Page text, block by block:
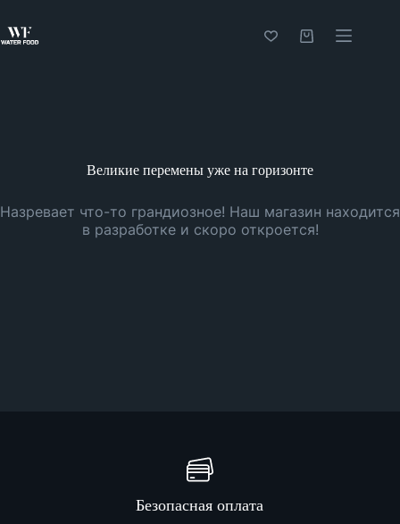
сути
Корзина
Великие перемены уже на горизонте
Назревает что-то грандиозное! Наш магазин находится
в разработке и скоро откроется!
Безопасная оплата